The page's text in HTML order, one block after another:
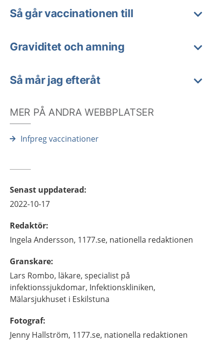
Så går vaccinationen till
Graviditet och amning
Så mår jag efteråt
MER PÅ ANDRA WEBBPLATSER
Infpreg vaccinationer
Senast uppdaterad:
2022-10-17
Redaktör:
Ingela Andersson, 1177.se, nationella redaktionen
Granskare:
Lars Rombo, läkare, specialist på
infektionssjukdomar, Infektionskliniken,
Mälarsjukhuset i Eskilstuna
Fotograf:
Jenny Hallström, 1177.se, nationella redaktionen